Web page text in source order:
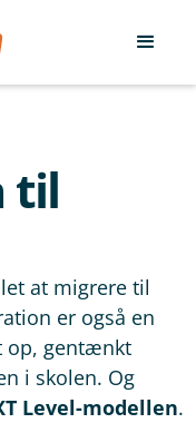
til
at migrere til
er også en
op, gentænkt
i skolen. Og
Level-modellen.